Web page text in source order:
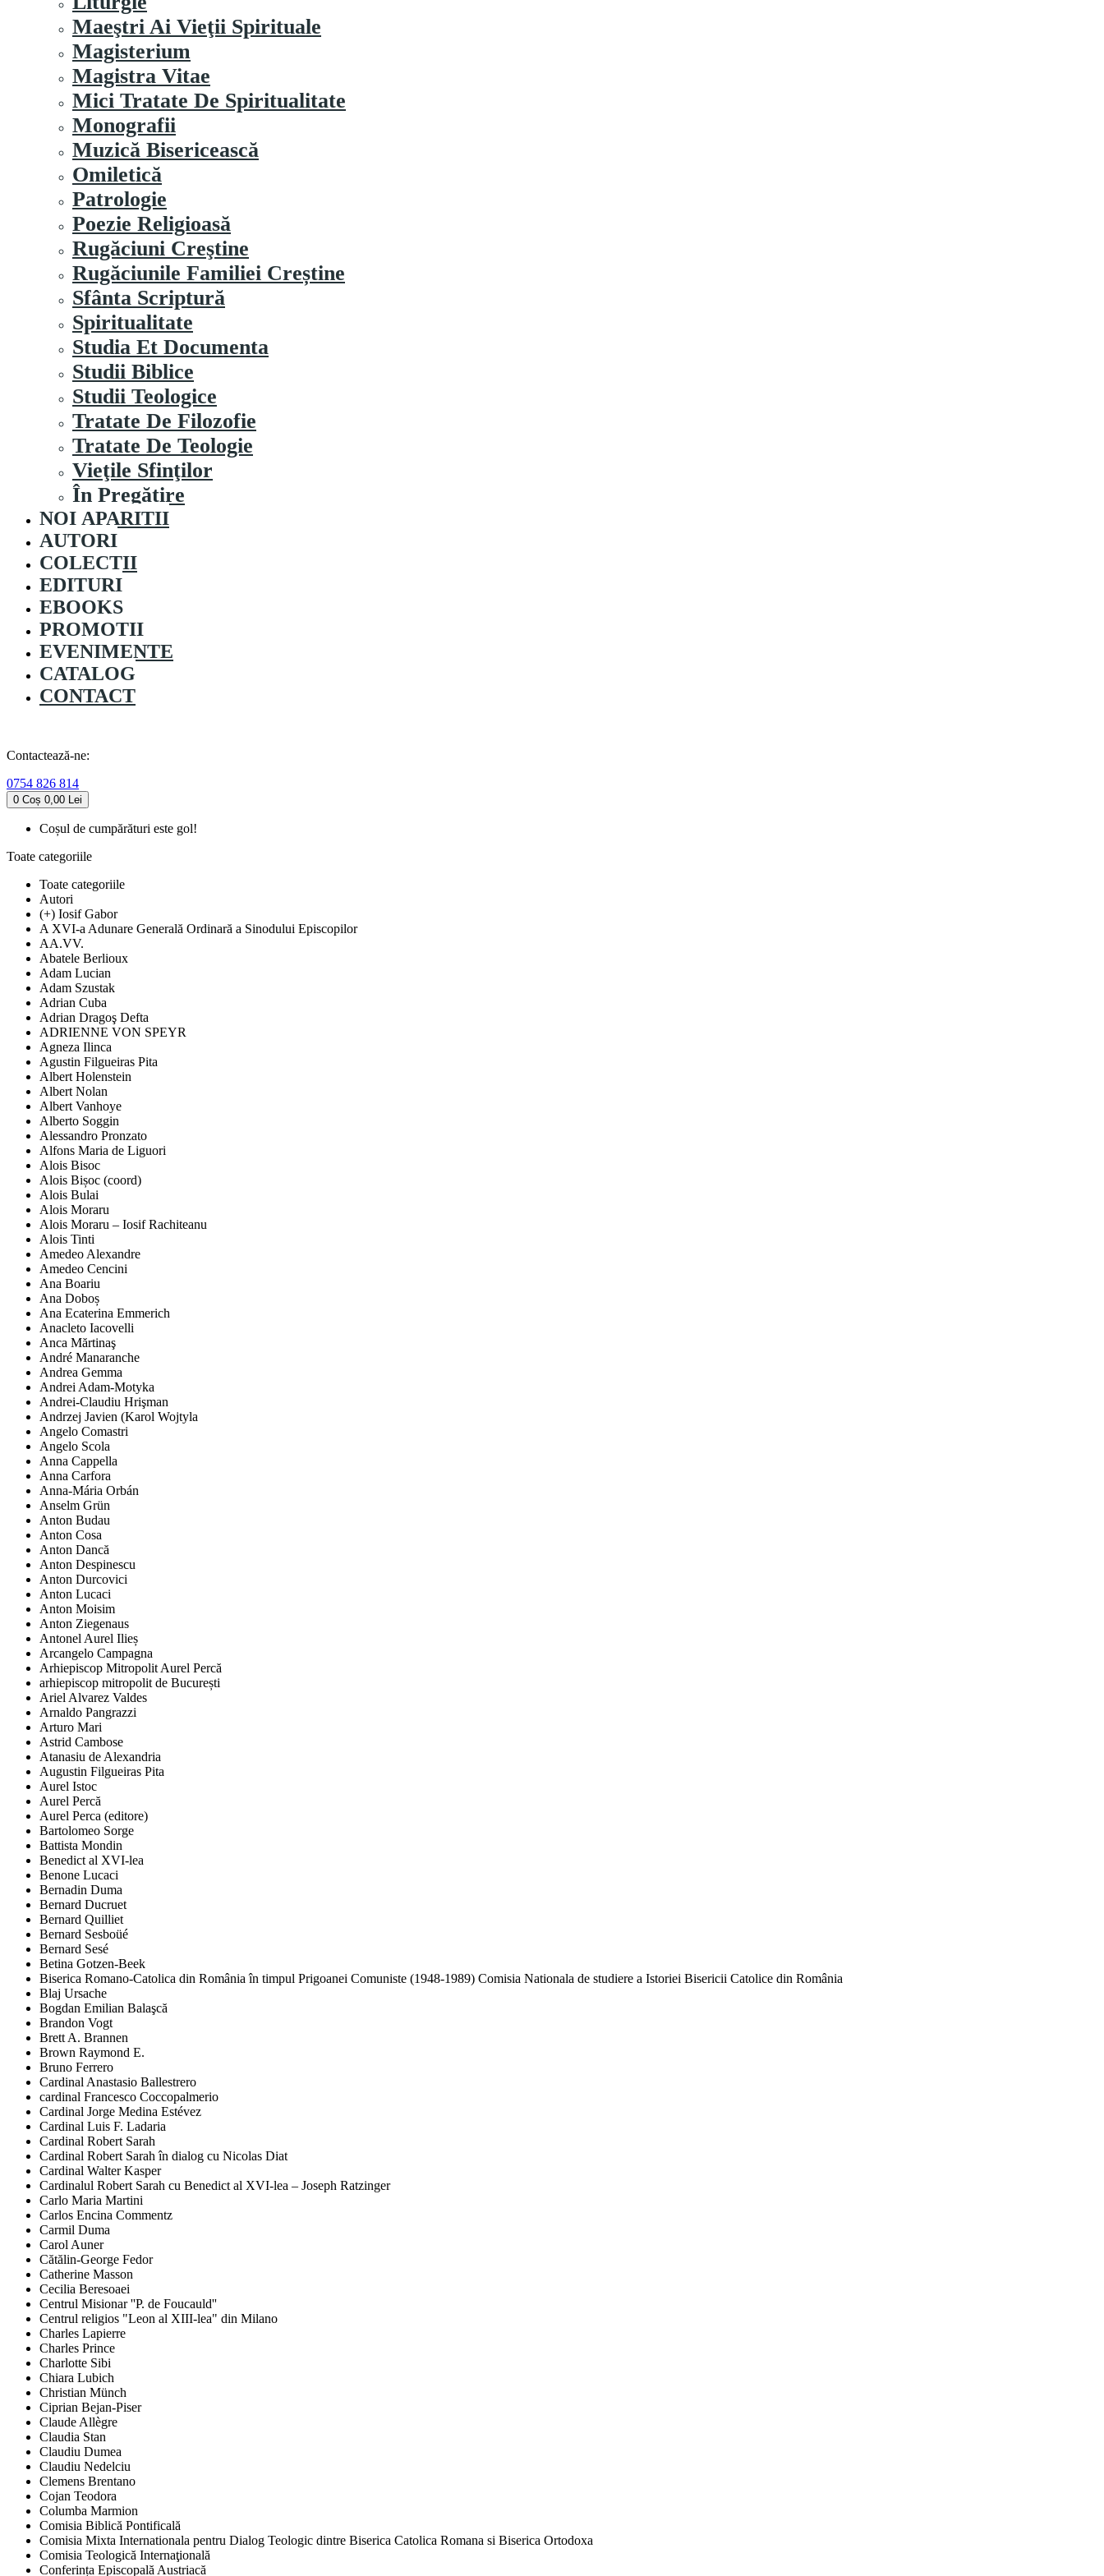
Maeştri Ai Vieţii Spirituale
Magisterium
Magistra Vitae
Mici Tratate De Spiritualitate
Monografii
Muzică Bisericească
Omiletică
Patrologie
Poezie Religioasă
Rugăciuni Creştine
Rugăciunile Familiei Creștine
Sfânta Scriptură
Spiritualitate
Studia Et Documenta
Studii Biblice
Studii Teologice
Tratate De Filozofie
Tratate De Teologie
Vieţile Sfinţilor
În Pregătire
NOI APARITII
AUTORI
COLECȚII
EDITURI
EBOOKS
PROMOȚII
EVENIMENTE
CATALOG
CONTACT
Contactează-ne:
0754 826 814
0 Coș 0,00 Lei
Coșul de cumpărături este gol!
Toate categoriile
Toate categoriile
Autori
(+) Iosif Gabor
A XVI-a Adunare Generală Ordinară a Sinodului Episcopilor
AA.VV.
Abatele Berlioux
Adam Lucian
Adam Szustak
Adrian Cuba
Adrian Dragoş Defta
ADRIENNE VON SPEYR
Agneza Ilinca
Agustin Filgueiras Pita
Albert Holenstein
Albert Nolan
Albert Vanhoye
Alberto Soggin
Alessandro Pronzato
Alfons Maria de Liguori
Alois Bisoc
Alois Bișoc (coord)
Alois Bulai
Alois Moraru
Alois Moraru – Iosif Rachiteanu
Alois Tinti
Amedeo Alexandre
Amedeo Cencini
Ana Boariu
Ana Doboș
Ana Ecaterina Emmerich
Anacleto Iacovelli
Anca Mărtinaş
André Manaranche
Andrea Gemma
Andrei Adam-Motyka
Andrei-Claudiu Hrişman
Andrzej Javien (Karol Wojtyla
Angelo Comastri
Angelo Scola
Anna Cappella
Anna Carfora
Anna-Mária Orbán
Anselm Grün
Anton Budau
Anton Cosa
Anton Dancă
Anton Despinescu
Anton Durcovici
Anton Lucaci
Anton Moisim
Anton Ziegenaus
Antonel Aurel Ilieș
Arcangelo Campagna
Arhiepiscop Mitropolit Aurel Percă
arhiepiscop mitropolit de București
Ariel Alvarez Valdes
Arnaldo Pangrazzi
Arturo Mari
Astrid Cambose
Atanasiu de Alexandria
Augustin Filgueiras Pita
Aurel Istoc
Aurel Percă
Aurel Perca (editore)
Bartolomeo Sorge
Battista Mondin
Benedict al XVI-lea
Benone Lucaci
Bernadin Duma
Bernard Ducruet
Bernard Quilliet
Bernard Sesboüé
Bernard Sesé
Betina Gotzen-Beek
Biserica Romano-Catolica din România în timpul Prigoanei Comuniste (1948-1989) Comisia Nationala de studiere a Istoriei Bisericii Catolice din România
Blaj Ursache
Bogdan Emilian Balaşcă
Brandon Vogt
Brett A. Brannen
Brown Raymond E.
Bruno Ferrero
Cardinal Anastasio Ballestrero
cardinal Francesco Coccopalmerio
Cardinal Jorge Medina Estévez
Cardinal Luis F. Ladaria
Cardinal Robert Sarah
Cardinal Robert Sarah în dialog cu Nicolas Diat
Cardinal Walter Kasper
Cardinalul Robert Sarah cu Benedict al XVI-lea – Joseph Ratzinger
Carlo Maria Martini
Carlos Encina Commentz
Carmil Duma
Carol Auner
Cătălin-George Fedor
Catherine Masson
Cecilia Beresoaei
Centrul Misionar ''P. de Foucauld''
Centrul religios "Leon al XIII-lea" din Milano
Charles Lapierre
Charles Prince
Charlotte Sibi
Chiara Lubich
Christian Münch
Ciprian Bejan-Piser
Claude Allègre
Claudia Stan
Claudiu Dumea
Claudiu Nedelciu
Clemens Brentano
Cojan Teodora
Columba Marmion
Comisia Biblică Pontificală
Comisia Mixta Internationala pentru Dialog Teologic dintre Biserica Catolica Romana si Biserica Ortodoxa
Comisia Teologică Internaţională
Conferința Episcopală Austriacă